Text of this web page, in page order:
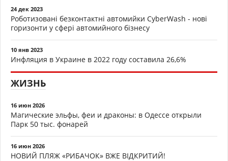
24 дек 2023
Роботизовані безконтактні автомийки CyberWash - нові
горизонти у сфері автомийного бізнесу
10 янв 2023
Инфляция в Украине в 2022 году составила 26,6%
ЖИЗНЬ
16 июн 2026
Магические эльфы, феи и драконы: в Одессе открыли
Парк 50 тыс. фонарей
16 июн 2026
НОВИЙ ПЛЯЖ «РИБАЧОК» ВЖЕ ВІДКРИТИЙ!